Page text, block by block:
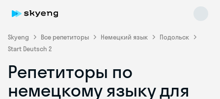
Skyeng Все репетиторы Немецкий язык
Подольск
Start Deutsch 2
Репетиторы по
немецкому языку для